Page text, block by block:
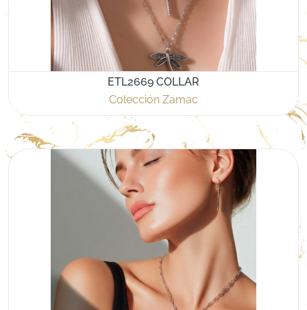
ETL2669 COLLAR
Colección Zamac